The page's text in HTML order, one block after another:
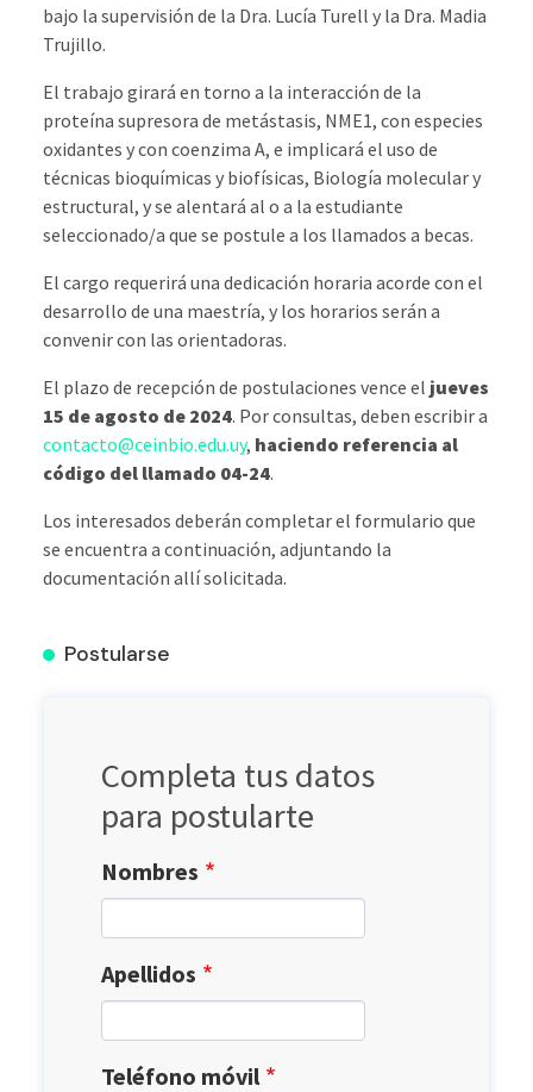
bajo la supervisión de la Dra. Lucía Turell y la Dra. Madia
Trujillo.
El trabajo girará en torno a la interacción de la
proteína supresora de metástasis, NME1, con especies
oxidantes y con coenzima A, e implicará el uso de
técnicas bioquímicas y biofísicas, Biología molecular y
estructural, y se alentará al o a la estudiante
seleccionado/a que se postule a los llamados a becas.
El cargo requerirá una dedicación horaria acorde con el
desarrollo de una maestría, y los horarios serán a
convenir con las orientadoras.
El plazo de recepción de postulaciones vence el jueves
15 de agosto de 2024. Por consultas, deben escribir a
contacto@ceinbio.edu.uy, haciendo referencia al
código del llamado 04-24.
Los interesados deberán completar el formulario que
se encuentra a continuación, adjuntando la
documentación allí solicitada.
Postularse
Completa tus datos
para postularte
Nombres
Apellidos
Teléfono móvil